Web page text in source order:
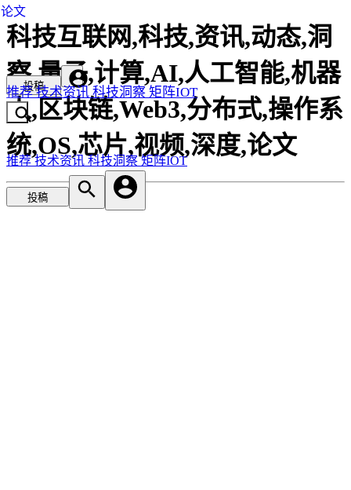
科技互联网,科技,资讯,动态,洞
察,量子,计算,AI,人工智能,机器
人,区块链,Web3,分布式,操作系
统,OS,芯片,视频,深度,论文
投稿
推荐技术资讯科技洞察 矩阵IOT
推荐技术资讯科技洞察矩阵IOT
投稿
论文